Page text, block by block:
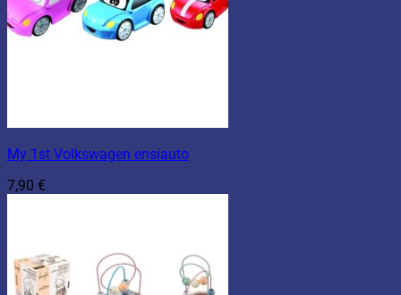
My 1st Volkswagen ensiauto
7,90 €